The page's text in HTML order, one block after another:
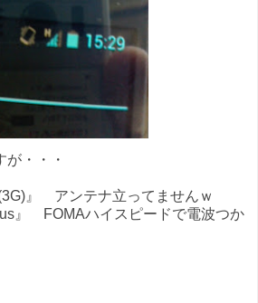
が・・・
』 アンテナ立ってませんｗ
』 FOMAハイスピードで電波つか